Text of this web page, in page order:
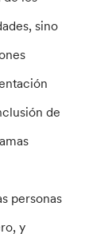
sino
de
personas
y